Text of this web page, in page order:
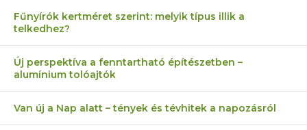
Fűnyírók kertméret szerint: melyik típus illik a
telkedhez?
Új perspektíva a fenntartható építészetben –
alumínium tolóajtók
Van új a Nap alatt – tények és tévhitek a napozásról